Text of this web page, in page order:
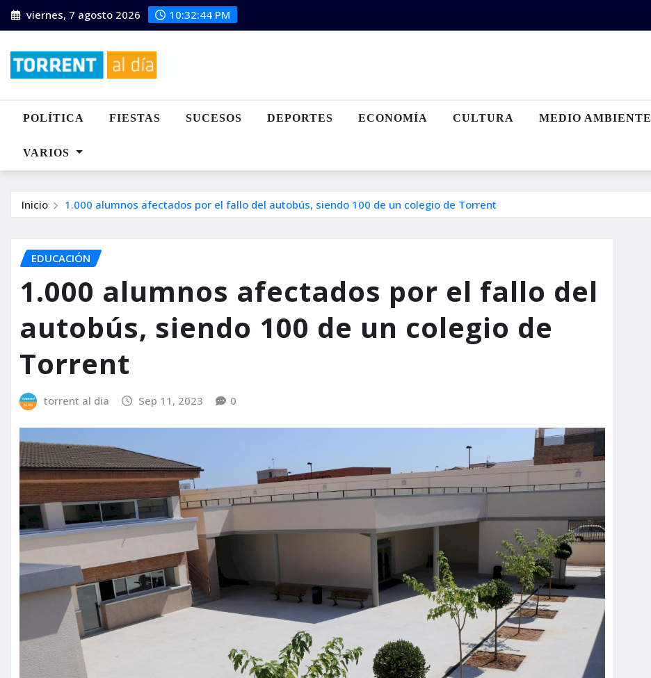
Saltar
al
viernes, 7 agosto 2026 10:32:45 PM
POLÍTICA FIESTAS SUCESOS DEPORTES ECONOMÍA CULTURA MEDIO AMBIENTE
VARIOS
Inicio 1.000 alumnos afectados por el fallo del autobús, siendo 100 de un colegio de Torrent
EDUCACIÓN
1.000 alumnos afectados por el fallo del
autobús, siendo 100 de un colegio de
Torrent
torrent al dia Sep 11, 2023 0